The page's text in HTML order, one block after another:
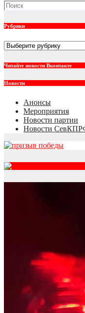
Рубрики
Рубрики
Читайте новости Вконтакте
Новости
Анонсы
Мероприятия
Новости партии
Новости